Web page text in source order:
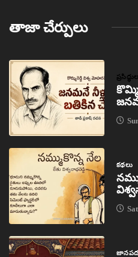
తాజా చేర్పులు
కథలు